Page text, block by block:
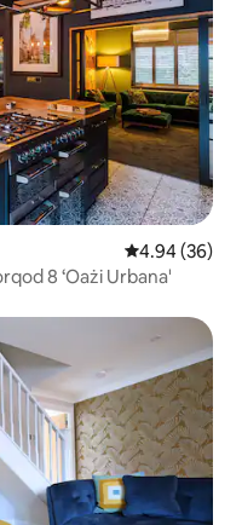
Rating medju
4.94 (36)
8 ‘Oażi Urbana'